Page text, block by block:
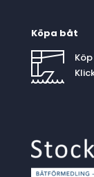
Köpa båt